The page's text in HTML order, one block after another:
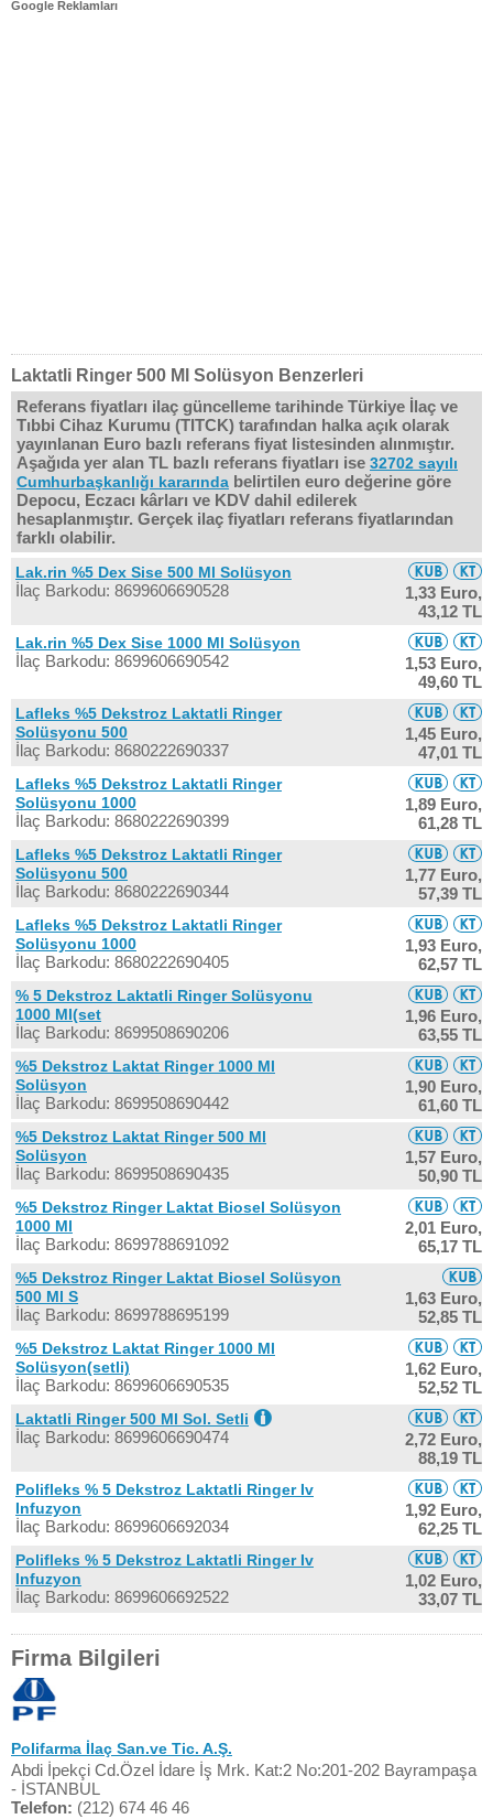
Google Reklamları
Laktatli Ringer 500 Ml Solüsyon Benzerleri
Referans fiyatları ilaç güncelleme tarihinde Türkiye İlaç ve
Tıbbi Cihaz Kurumu (TITCK) tarafından halka açık olarak
yayınlanan Euro bazlı referans fiyat listesinden alınmıştır.
Aşağıda yer alan TL bazlı referans fiyatları ise 32702 sayılı
Cumhurbaşkanlığı kararında belirtilen euro değerine göre
Depocu, Eczacı kârları ve KDV dahil edilerek
hesaplanmıştır. Gerçek ilaç fiyatları referans fiyatlarından
farklı olabilir.
Lak.rin %5 Dex Sise 500 Ml Solüsyon
İlaç Barkodu: 8699606690528
1,33 Euro,
43,12 TL
Lak.rin %5 Dex Sise 1000 Ml Solüsyon
İlaç Barkodu: 8699606690542
1,53 Euro,
49,60 TL
Lafleks %5 Dekstroz Laktatli Ringer
Solüsyonu 500
İlaç Barkodu: 8680222690337
1,45 Euro,
47,01 TL
Lafleks %5 Dekstroz Laktatli Ringer
Solüsyonu 1000
İlaç Barkodu: 8680222690399
1,89 Euro,
61,28 TL
Lafleks %5 Dekstroz Laktatli Ringer
Solüsyonu 500
İlaç Barkodu: 8680222690344
1,77 Euro,
57,39 TL
Lafleks %5 Dekstroz Laktatli Ringer
Solüsyonu 1000
İlaç Barkodu: 8680222690405
1,93 Euro,
62,57 TL
% 5 Dekstroz Laktatli Ringer Solüsyonu
1000 Ml(set
İlaç Barkodu: 8699508690206
1,96 Euro,
63,55 TL
%5 Dekstroz Laktat Ringer 1000 Ml
Solüsyon
İlaç Barkodu: 8699508690442
1,90 Euro,
61,60 TL
%5 Dekstroz Laktat Ringer 500 Ml
Solüsyon
İlaç Barkodu: 8699508690435
1,57 Euro,
50,90 TL
%5 Dekstroz Ringer Laktat Biosel Solüsyon
1000 Ml
İlaç Barkodu: 8699788691092
2,01 Euro,
65,17 TL
%5 Dekstroz Ringer Laktat Biosel Solüsyon
500 Ml S
İlaç Barkodu: 8699788695199
1,63 Euro,
52,85 TL
%5 Dekstroz Laktat Ringer 1000 Ml
Solüsyon(setli)
İlaç Barkodu: 8699606690535
1,62 Euro,
52,52 TL
Laktatli Ringer 500 Ml Sol. Setli
İlaç Barkodu: 8699606690474
2,72 Euro,
88,19 TL
Polifleks % 5 Dekstroz Laktatli Ringer Iv
Infuzyon
İlaç Barkodu: 8699606692034
1,92 Euro,
62,25 TL
Polifleks % 5 Dekstroz Laktatli Ringer Iv
Infuzyon
İlaç Barkodu: 8699606692522
1,02 Euro,
33,07 TL
Firma Bilgileri
Polifarma İlaç San.ve Tic. A.Ş.
Abdi İpekçi Cd.Özel İdare İş Mrk. Kat:2 No:201-202 Bayrampaşa
- İSTANBUL
Telefon: (212) 674 46 46